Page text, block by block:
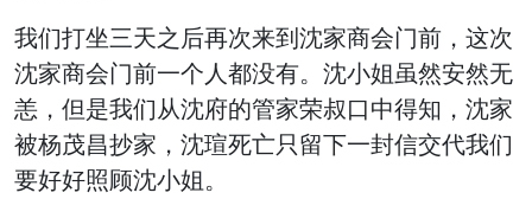
我们打坐三天之后再次来到沈家商会门前，这次
沈家商会门前一个人都没有。沈小姐虽然安然无
恙，但是我们从沈府的管家荣叔口中得知，沈家
被杨茂昌抄家，沈瑄死亡只留下一封信交代我们
要好好照顾沈小姐。